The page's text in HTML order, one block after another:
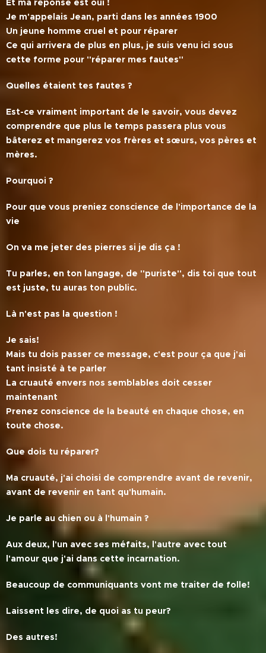
Et ma réponse est oui !
Je m'appelais Jean, parti dans les années 1900
Un jeune homme cruel et pour réparer
Ce qui arrivera de plus en plus, je suis venu ici sous
cette forme pour ''réparer mes fautes''
Quelles étaient tes fautes ?
Est-ce vraiment important de le savoir, vous devez
comprendre que plus le temps passera plus vous
bâterez et mangerez vos frères et sœurs, vos pères et
mères.
Pourquoi ?
Pour que vous preniez conscience de l'importance de la
vie
On va me jeter des pierres si je dis ça !
Tu parles, en ton langage, de ''puriste'', dis toi que tout
est juste, tu auras ton public.
Là n'est pas la question !
Je sais!
Mais tu dois passer ce message, c'est pour ça que j'ai
tant insisté à te parler
La cruauté envers nos semblables doit cesser
maintenant
Prenez conscience de la beauté en chaque chose, en
toute chose.
Que dois tu réparer?
Ma cruauté, j'ai choisi de comprendre avant de revenir,
avant de revenir en tant qu'humain.
Je parle au chien ou à l'humain ?
Aux deux, l'un avec ses méfaits, l'autre avec tout
l'amour que j'ai dans cette incarnation.
Beaucoup de communiquants vont me traiter de folle!
Laissent les dire, de quoi as tu peur?
Des autres!